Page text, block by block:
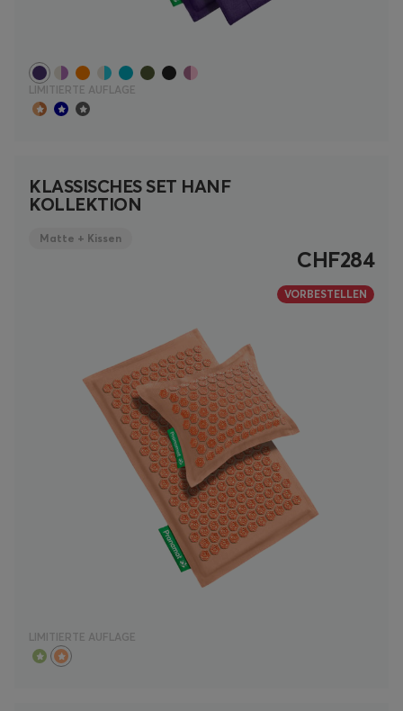
LIMITIERTE AUFLAGE
KLASSISCHES SET HANF
KOLLEKTION
Matte + Kissen
CHF284
VORBESTELLEN
LIMITIERTE AUFLAGE